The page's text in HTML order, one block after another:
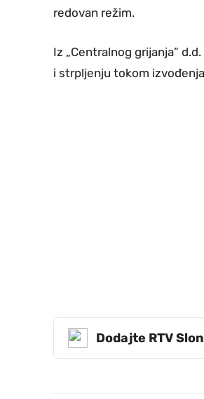
redovan režim.
Iz „Centralnog grijanja”
i strpljenju tokom
Dodajte RTV